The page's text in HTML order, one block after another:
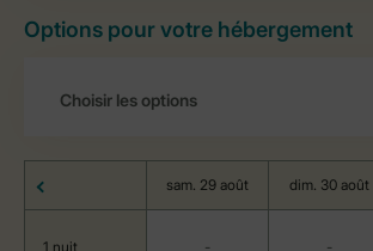
Options pour votre hébergement
sam. 29 août dim. 30 août
1 nuit - -